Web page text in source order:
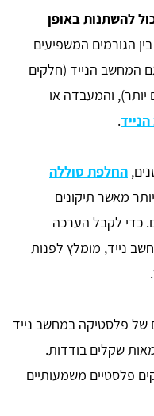
להשתנות באופן
בין הגורמים המשפיעים
המחשב הנייד (חלקים
יותר), והמעבדה או
.
החלפת סוללה
מאשר תיקונים
כדי לקבל הערכה
נייד, מומלץ לפנות
של פלסטיקה במחשב נייד
שקלים בודדות.
פלסטיים משמעותיים